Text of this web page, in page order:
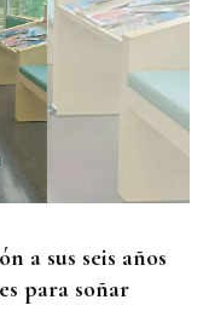
a sus seis años
para soñar